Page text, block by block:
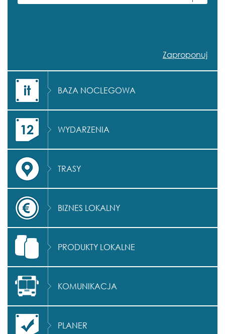
Zaproponuj
BAZA NOCLEGOWA
WYDARZENIA
TRASY
BIZNES LOKALNY
PRODUKTY LOKALNE
KOMUNIKACJA
PLANER